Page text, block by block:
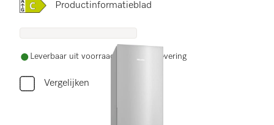
Online Label Flag, Energielabel
Productinformatieblad
Leverbaar uit voorraad met gratis levering
Vergelijken